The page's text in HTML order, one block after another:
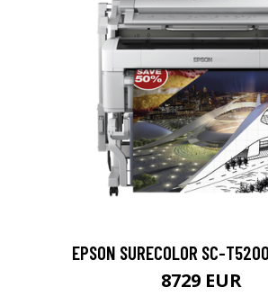
EPSON SURECOLOR SC-
8729 EUR